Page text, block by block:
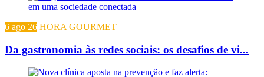
6 ago 26 HORA GOURMET
Da gastronomia às redes sociais: os desafios de vi...